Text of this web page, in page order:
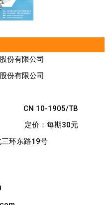
份有限公司
份有限公司
CN 10-1905/TB
定价：每期30元
环东路19号